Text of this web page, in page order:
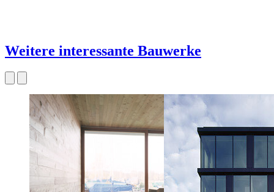
Weitere interessante Bauwerke